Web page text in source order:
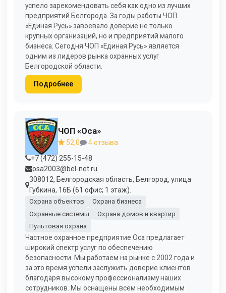
успело зарекомендовать себя как одно из лучших
предприятий Белгорода. За годы работы ЧОП
«Единая Русь» завоевало доверие не только
крупных организаций, но и предприятий малого
бизнеса. Сегодня ЧОП «Единая Русь» является
одним из лидеров рынка охранных услуг
Белгородской области.
Подробнее
ЧОП «Оса»
52,0
4 отзыва
+7 (472) 255-15-48
osa2003@bel-net.ru
308012, Белгородская область, Белгород, улица
Губкина, 16Б (61 офис; 1 этаж).
Охрана объектов
Охрана бизнеса
Охранные системы
Охрана домов и квартир
Пультовая охрана
Частное охранное предприятие Оса предлагает
широкий спектр услуг по обеспечению
безопасности. Мы работаем на рынке с 2002 года и
за это время успели заслужить доверие клиентов
благодаря высокому профессионализму наших
сотрудников. Мы оснащены всем необходимым